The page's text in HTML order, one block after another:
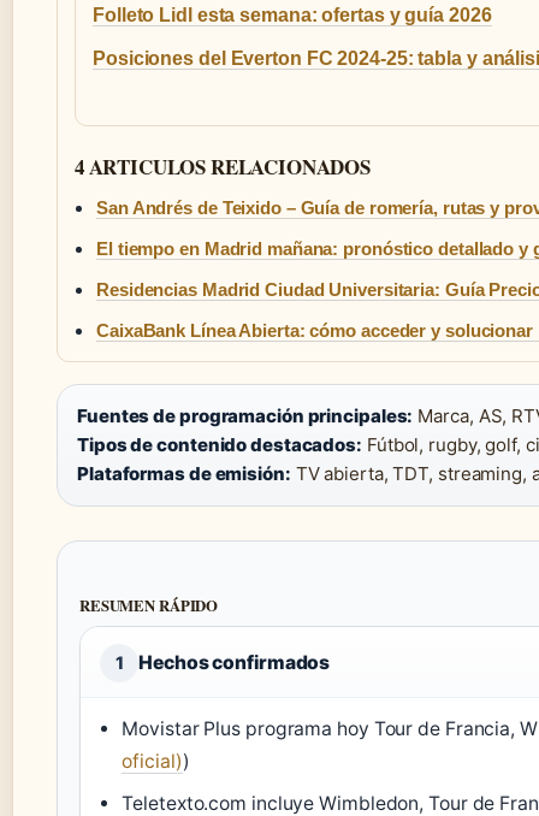
Folleto Lidl esta semana: ofertas y guía 2026
Posiciones del Everton FC 2024-25: tabla y
4 ARTICULOS RELACIONADOS
San Andrés de Teixido – Guía de romería, rutas y
El tiempo en Madrid mañana: pronóstico detallado y
Residencias Madrid Ciudad Universitaria: Guía
CaixaBank Línea Abierta: cómo acceder y solucionar
Fuentes de programación principales: Marca, AS,
Tipos de contenido destacados: Fútbol, rugby, golf,
Plataformas de emisión: TV abierta, TDT, streaming,
RESUMEN RÁPIDO
1 Hechos confirmados
Movistar Plus programa hoy Tour de Francia,
oficial))
Teletexto.com incluye Wimbledon, Tour de